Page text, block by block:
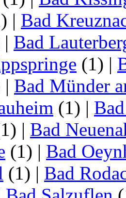
| Bad
| Bad
(1) |
| Bad Münder
(1) |
| Bad
(1) | Bad
(1) | Bad